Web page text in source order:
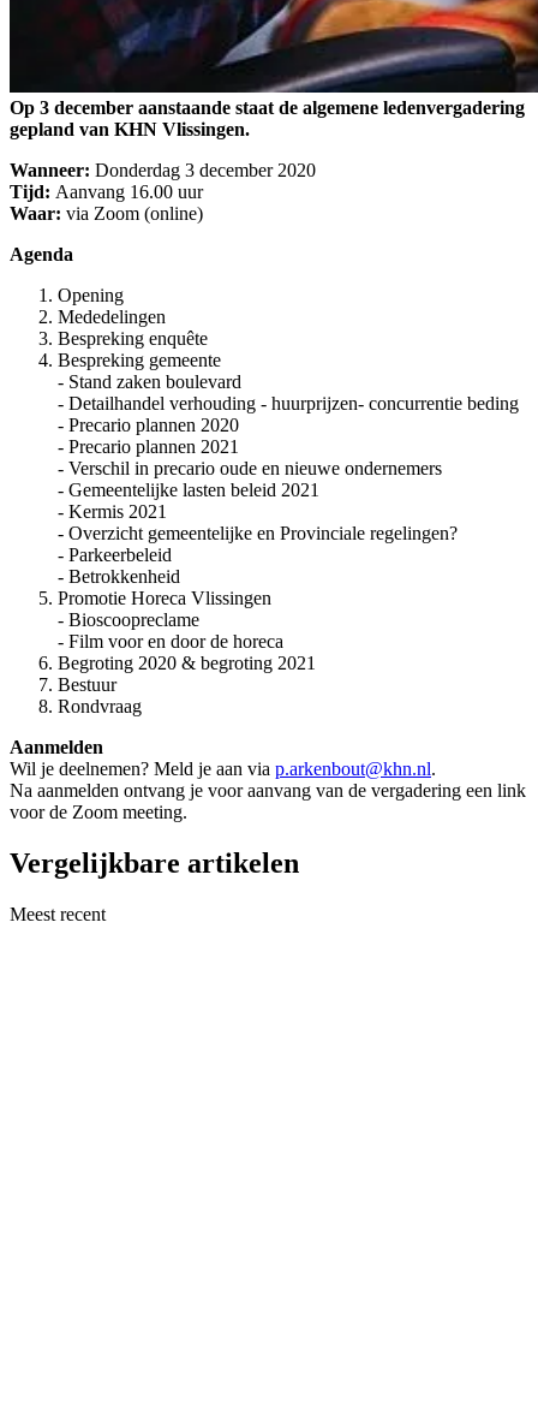
Op 3 december aanstaande staat de algemene ledenvergadering
gepland van KHN Vlissingen.
Wanneer: Donderdag 3 december 2020
Tijd: Aanvang 16.00 uur
Waar: via Zoom (online)
Agenda
Opening
Mededelingen
Bespreking enquête
Bespreking gemeente
- Stand zaken boulevard
- Detailhandel verhouding - huurprijzen- concurrentie beding
- Precario plannen 2020
- Precario plannen 2021
- Verschil in precario oude en nieuwe ondernemers
- Gemeentelijke lasten beleid 2021
- Kermis 2021
- Overzicht gemeentelijke en Provinciale regelingen?
- Parkeerbeleid
- Betrokkenheid
Promotie Horeca Vlissingen
- Bioscoopreclame
- Film voor en door de horeca
Begroting 2020 & begroting 2021
Bestuur
Rondvraag
Aanmelden
Wil je deelnemen? Meld je aan via p.arkenbout@khn.nl.
Na aanmelden ontvang je voor aanvang van de vergadering een link
voor de Zoom meeting.
Vergelijkbare artikelen
Meest recent